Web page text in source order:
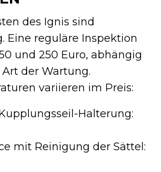
des Ignis sind
Eine reguläre Inspektion
und 250 Euro, abhängig
der Wartung.
variieren im Preis:
Halterung:
mit Reinigung der Sättel: